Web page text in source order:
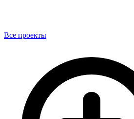
Все проекты